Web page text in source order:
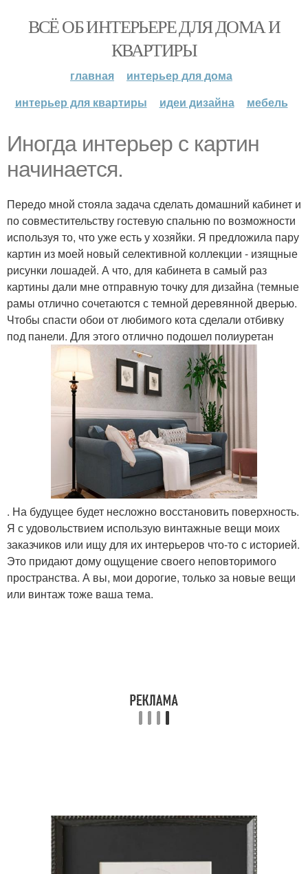
ВСЁ ОБ ИНТЕРЬЕРЕ ДЛЯ ДОМА И
КВАРТИРЫ
главная
интерьер для дома
интерьер для квартиры
идеи дизайна мебель
Иногда интерьер с картин
начинается.
Передо мной стояла задача сделать домашний кабинет и
по совместительству гостевую спальню по возможности
используя то, что уже есть у хозяйки. Я предложила пару
картин из моей новый селективной коллекции - изящные
рисунки лошадей. А что, для кабинета в самый раз
картины дали мне отправную точку для дизайна (темные
рамы отлично сочетаются с темной деревянной дверью.
Чтобы спасти обои от любимого кота сделали отбивку
под панели. Для этого отлично подошел полиуретан
. На будущее будет несложно восстановить поверхность.
Я с удовольствием использую винтажные вещи моих
заказчиков или ищу для их интерьеров что-то с историей.
Это придают дому ощущение своего неповторимого
пространства. А вы, мои дорогие, только за новые вещи
или винтаж тоже ваша тема.